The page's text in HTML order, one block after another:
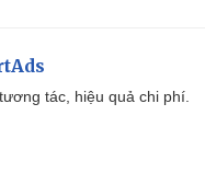
tác, hiệu quả chi phí.